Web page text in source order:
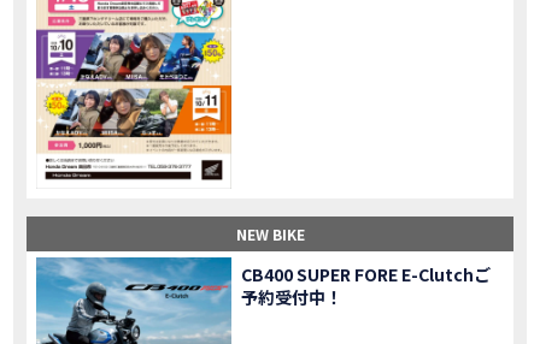
MOVIE 【バイク女子】急遽、愛車とお別れ…ついにあのバイクに乗れた
MOVIE 【バイク女子】オイル交換だけのつもりが、まさかのアレを交換することに！？
EVENT 【Honda Dream 鈴鹿２０周年記念大感謝祭】 多くの方のご来店ありがとうございました！
MOVIE 【CB650R E-Clutch】X-ADVでDCTに5年乗った私が素直にレビュー｜Honda X-ADV
MOVIE 【カブでアクセル全開】女性ライダーで耐久レース参戦！レースだけじゃないサーキットの楽しみ方|Honda supercub
MOVIE 【新型X-ADV】最初のカスタムはこれ！ガラスコーティングもしちゃいました|Honda X-ADV
三重県下 Honda Dream4店舗にて新春キャンペーンを開催
MOVIE 【速報】2025年モデルHonda X-ADV契約しました！新型のどこが凄いかチェックしてきた！
MOVIE 【女子ツーリング】秋の女子ツーリングin鳥羽・伊勢 【Honda Dream 松阪】
NEW BIKE スーパーカブFinal Edition/HELLP KITTY在庫車あります！
NEW BIKE
CB400 SUPER FORE E-Clutchご
予約受付中！